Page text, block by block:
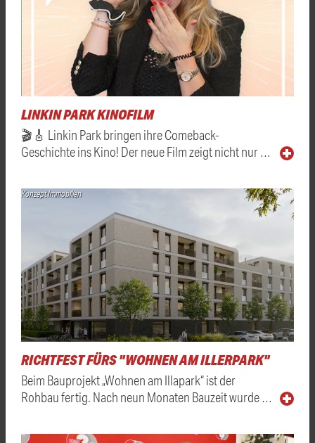
LINKIN PARK KINOFILM
🎬🎸 Linkin Park bringen ihre Comeback-
Geschichte ins Kino! Der neue Film zeigt nicht nur …
Konzept Immobilien
RICHTFEST FÜRS "WOHNEN AM ILLERPARK"
Beim Bauprojekt „Wohnen am Illapark“ ist der
Rohbau fertig. Nach neun Monaten Bauzeit wurde …